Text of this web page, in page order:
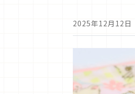
2025年12月12日